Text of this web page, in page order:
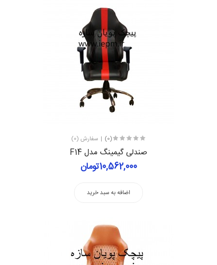
(0) سفارش (0)
صندلی گیمینگ مدل F14
10,562,000تومان
اضافه به سبد خرید